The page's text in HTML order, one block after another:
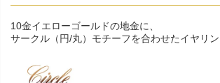
10金イエローゴールドの地金に、
サークル（円/丸）モチーフを合わせたイヤリン